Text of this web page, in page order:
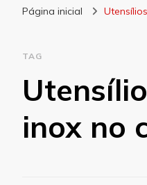
Página inicial
TAG
inox no